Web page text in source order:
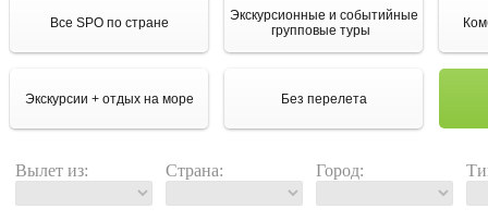
Все SPO по стране
Экскурсионные и событийные
групповые туры
Экскурсии + отдых на море Без перелета
Вылет из: Страна: Город: